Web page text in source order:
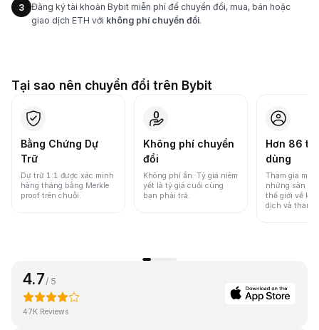
3
Đăng ký tài khoản Bybit miễn phí để chuyển đổi, mua, bán hoặc
giao dịch ETH với không phí chuyển đổi.
Tại sao nên chuyển đổi trên Bybit
Bằng Chứng Dự
Trữ
Dự trữ 1:1 được xác minh
hàng tháng bằng Merkle
proof trên chuỗi.
Không phí chuyển
đổi
Không phí ẩn. Tỷ giá niêm
yết là tỷ giá cuối cùng
bạn phải trả.
Hơn 86
dùng
Tham gia một
những sàn
thế giới về
dịch và thanh
4.7 / 5
47K Reviews